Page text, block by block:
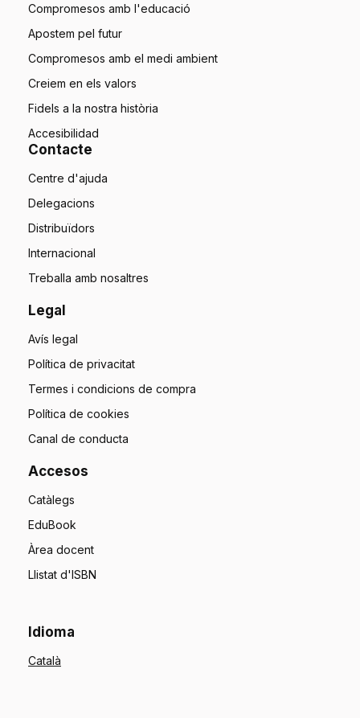
Compromesos amb l'educació
Apostem pel futur
Compromesos amb el medi ambient
Creiem en els valors
Fidels a la nostra història
Accesibilidad
Contacte
Centre d'ajuda
Delegacions
Distribuïdors
Internacional
Treballa amb nosaltres
Legal
Avís legal
Política de privacitat
Termes i condicions de compra
Política de cookies
Canal de conducta
Accesos
Catàlegs
EduBook
Àrea docent
Llistat d'ISBN
Idioma